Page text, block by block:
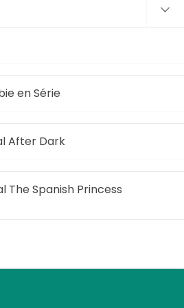
en Série
After Dark
The Spanish Princess